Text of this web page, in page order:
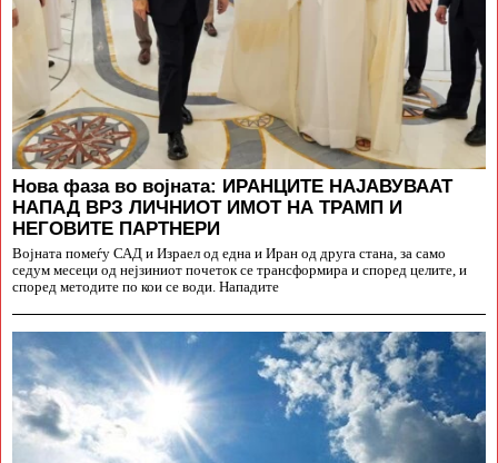
Нова фаза во војната: ИРАНЦИТЕ НАЈАВУВААТ
НАПАД ВРЗ ЛИЧНИОТ ИМОТ НА ТРАМП И
НЕГОВИТЕ ПАРТНЕРИ
Војната помеѓу САД и Израел од една и Иран од друга стана, за само
седум месеци од нејзиниот почеток се трансформира и според целите, и
според методите по кои се води. Нападите